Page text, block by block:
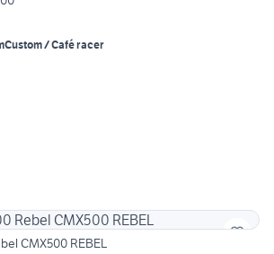
Custom / Café racer
CMX500 REBEL